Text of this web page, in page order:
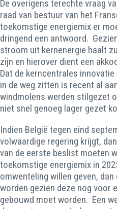
De overigens terechte vraag
raad van bestuur van het
toekomstige energiemix er
dringend een antwoord.
stroom uit kernenergie haalt
zijn en hierover dient een
Dat de kerncentrales
in de weg zitten is recent al
windmolens werden stilgezet
niet snel genoeg lager gezet
Indien België tegen eind
volwaardige regering krijgt,
van de eerste beslist moeten
toekomstige energiemix in
omwenteling willen geven,
worden gezien deze nog voor
gebouwd moet worden. Een